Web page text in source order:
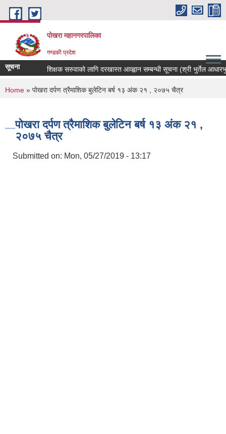
Skip to main content
पोखरा महानगरपालिका
गण्डकी प्रदेश
सूचना शिक्षक सरुवाको लागि दरखास्त आव्ह्वान सम्बन्धी सूचना (श्री भुर्तेल आधारभुत
You are here
Home » पोखरा दर्पण त्रैमाशिक बुलेटिन बर्ष १३ अंक २१ , २०७५ चैत्र
पोखरा दर्पण त्रैमाशिक बुलेटिन बर्ष १३ अंक २१ ,
२०७५ चैत्र
Submitted on: Mon, 05/27/2019 - 13:17